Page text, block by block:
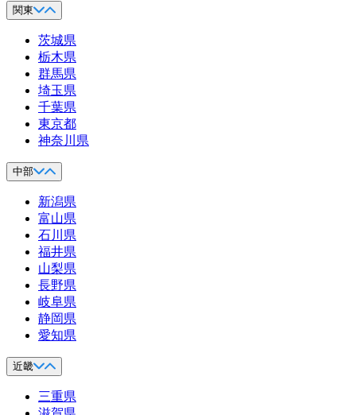
関東
茨城県
栃木県
群馬県
埼玉県
千葉県
東京都
神奈川県
中部
新潟県
富山県
石川県
福井県
山梨県
長野県
岐阜県
静岡県
愛知県
近畿
三重県